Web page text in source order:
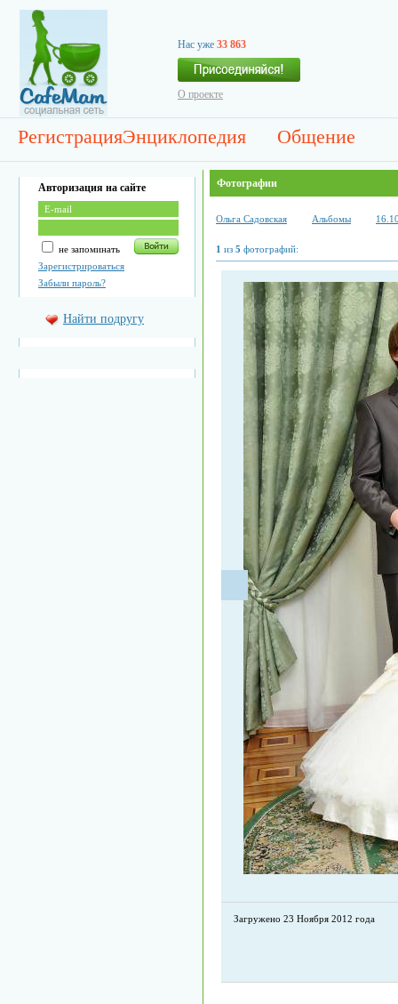
Нас уже 33 863
О проекте
РегистрацияЭнциклопедия Общение
Авторизация на сайте
не запоминать
Зарегистрироваться
Забыли пароль?
Найти подругу
Фотографии
Ольга Садовская Альбомы
1 из 5 фотографий:
Загружено 23 Ноября 2012 года